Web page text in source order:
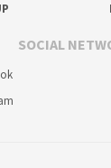
SOCIAL